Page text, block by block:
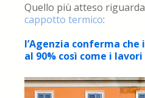
Quello più atteso
cappotto termico:
l’Agenzia conferma
al 90% così come i